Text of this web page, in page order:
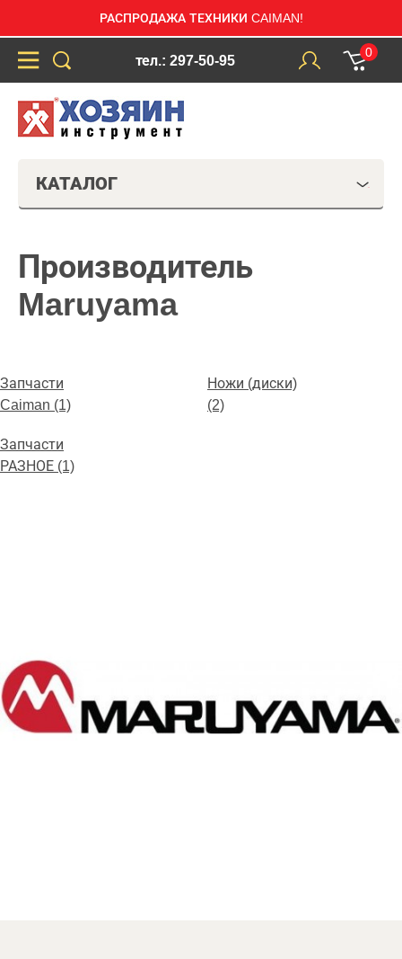
РАСПРОДАЖА ТЕХНИКИ CAIMAN!
тел.: 297-50-95
0
КАТАЛОГ
Производитель
Maruyama
Запчасти
Caiman (1)
Запчасти
РАЗНОЕ (1)
Ножи (диски)
(2)